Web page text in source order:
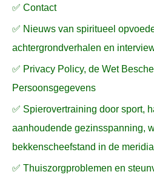
✅ Contact
✅ Nieuws van spiritueel
achtergrondverhalen en
✅ Privacy Policy, de Wet
Persoonsgegevens
✅ Spierovertraining door sport,
aanhoudende gezinsspanning,
bekkenscheefstand in de
✅ Thuiszorgproblemen en